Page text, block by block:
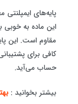
پایه‌های ایمپلنتی
این ماده به
مقاوم است. این
کافی برای
حساب می‌آید.
بیشتر بخوانید :